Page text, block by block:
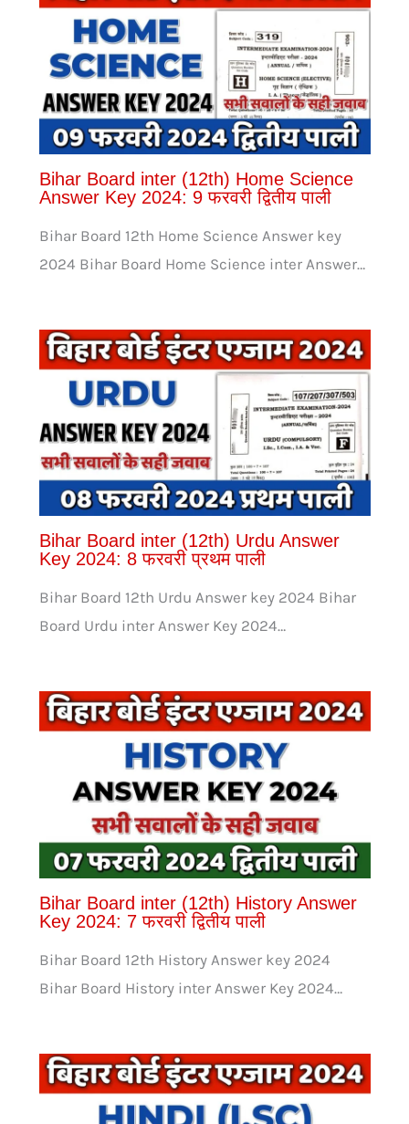
Bihar Board inter (12th) Home Science
Answer Key 2024: 9 फरवरी द्वितीय पाली
Bihar Board 12th Home Science Answer key
2024 Bihar Board Home Science inter Answer…
Bihar Board inter (12th) Urdu Answer
Key 2024: 8 फरवरी प्रथम पाली
Bihar Board 12th Urdu Answer key 2024 Bihar
Board Urdu inter Answer Key 2024…
Bihar Board inter (12th) History Answer
Key 2024: 7 फरवरी द्वितीय पाली
Bihar Board 12th History Answer key 2024
Bihar Board History inter Answer Key 2024…